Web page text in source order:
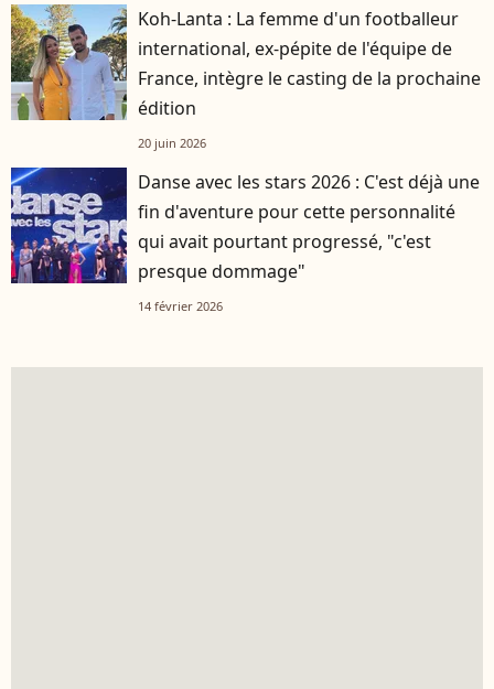
Koh-Lanta : La femme d'un footballeur
international, ex-pépite de l'équipe de
France, intègre le casting de la prochaine
édition
20 juin 2026
Danse avec les stars 2026 : C'est déjà une
fin d'aventure pour cette personnalité
qui avait pourtant progressé, "c'est
presque dommage"
14 février 2026